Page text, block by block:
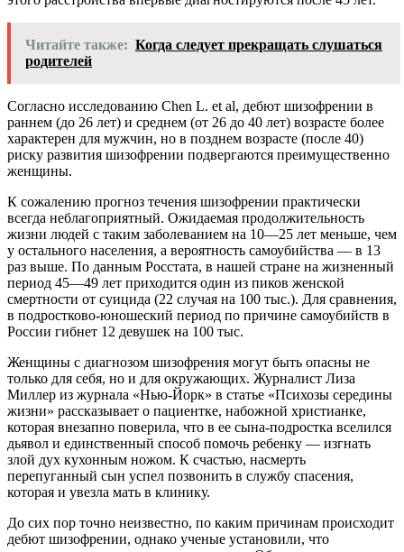
Читайте также: Когда следует прекращать слушаться
родителей
Согласно исследованию Chen L. et al, дебют шизофрении в
раннем (до 26 лет) и среднем (от 26 до 40 лет) возрасте более
характерен для мужчин, но в позднем возрасте (после 40)
риску развития шизофрении подвергаются преимущественно
женщины.
К сожалению прогноз течения шизофрении практически
всегда неблагоприятный. Ожидаемая продолжительность
жизни людей с таким заболеванием на 10—25 лет меньше, чем
у остального населения, а вероятность самоубийства — в 13
раз выше. По данным Росстата, в нашей стране на жизненный
период 45—49 лет приходится один из пиков женской
смертности от суицида (22 случая на 100 тыс.). Для сравнения,
в подростково-юношеский период по причине самоубийств в
России гибнет 12 девушек на 100 тыс.
Женщины с диагнозом шизофрения могут быть опасны не
только для себя, но и для окружающих. Журналист Лиза
Миллер из журнала «Нью-Йорк» в статье «Психозы середины
жизни» рассказывает о пациентке, набожной христианке,
которая внезапно поверила, что в ее сына-подростка вселился
дьявол и единственный способ помочь ребенку — изгнать
злой дух кухонным ножом. К счастью, насмерть
перепуганный сын успел позвонить в службу спасения,
которая и увезла мать в клинику.
До сих пор точно неизвестно, по каким причинам происходит
дебют шизофрении, однако ученые установили, что